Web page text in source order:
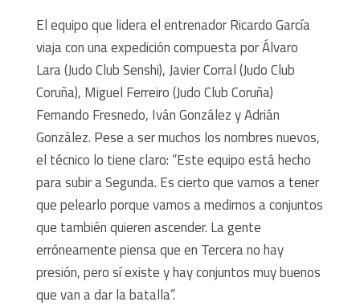
El equipo que lidera el entrenador Ricardo García
viaja con una expedición compuesta por Álvaro
Lara (Judo Club Senshi), Javier Corral (Judo Club
Coruña), Miguel Ferreiro (Judo Club Coruña)
Fernando Fresnedo, Iván González y Adrián
González. Pese a ser muchos los nombres nuevos,
el técnico lo tiene claro: “Este equipo está hecho
para subir a Segunda. Es cierto que vamos a tener
que pelearlo porque vamos a medirnos a conjuntos
que también quieren ascender. La gente
erróneamente piensa que en Tercera no hay
presión, pero sí existe y hay conjuntos muy buenos
que van a dar la batalla”.